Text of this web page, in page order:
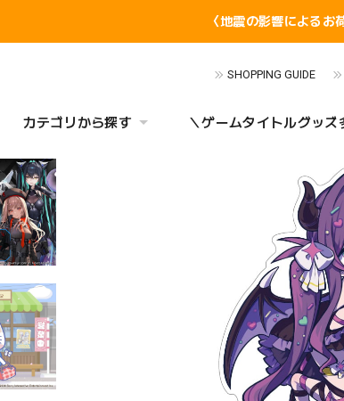
〈地震の影響によるお
SHOPPING GUIDE
カテゴリから探す ＼ゲームタイトルグッズ